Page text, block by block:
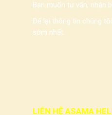
Bạn muốn tư vấn, nhận
Để lại thông tin chúng
sớm nhất.
LIÊN HỆ ASAMA